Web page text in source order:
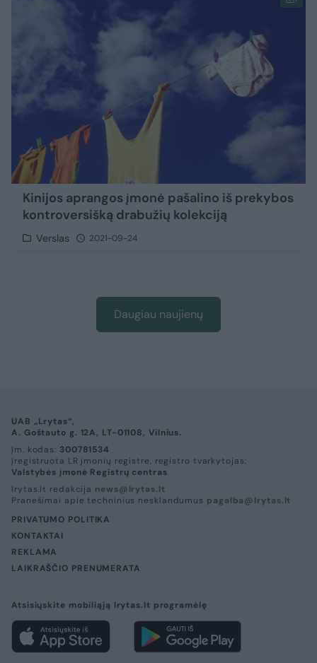
Kinijos aprangos įmonė pašalino iš prekybos
kontroversišką drabužių kolekciją
Verslas 2021-09-24
Daugiau naujienų
UAB „Lrytas“,
A. Goštauto g. 12A, LT-01108, Vilnius.
Įm. kodas: 300781534
Įregistruota LR įmonių registre, registro tvarkytojas:
Valstybės įmonė Registrų centras
lrytas.lt redakcija news@lrytas.lt
Pranešimai apie techninius nesklandumus pagalba@lrytas.lt
PRIVATUMO POLITIKA
KONTAKTAI
REKLAMA
LAIKRAŠČIO PRENUMERATA
Atsisiųskite mobiliąją lrytas.lt programėlę